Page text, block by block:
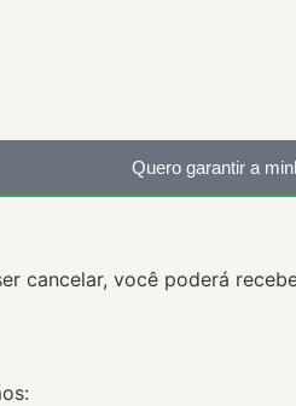
Quero garantir a
cancelar, você poderá